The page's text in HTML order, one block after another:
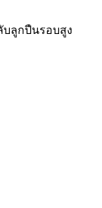
ลับลูกปืนรอบสูง